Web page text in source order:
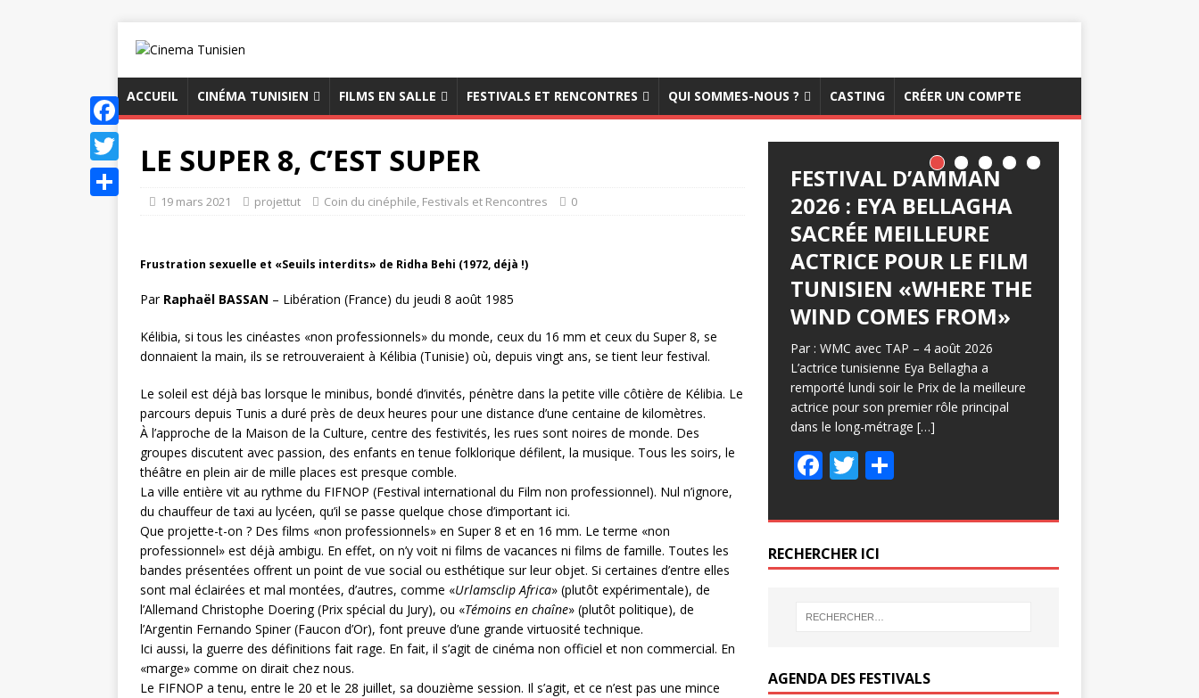
ACCUEIL CINÉMA TUNISIEN FILMS EN SALLE FESTIVALS ET RENCONTRES QUI SOMMES-NOUS ? CASTING CRÉER UN COMPTE
LE SUPER 8, C’EST SUPER
19 mars 2021 projettut Coin du cinéphile, Festivals et Rencontres 0
Frustration sexuelle et «Seuils interdits» de Ridha Behi (1972, déjà !)
Par Raphaël BASSAN – Libération (France) du jeudi 8 août 1985
Kélibia, si tous les cinéastes «non professionnels» du monde, ceux du 16 mm et ceux du Super 8, se
donnaient la main, ils se retrouveraient à Kélibia (Tunisie) où, depuis vingt ans, se tient leur festival.
Le soleil est déjà bas lorsque le minibus, bondé d’invités, pénètre dans la petite ville côtière de Kélibia. Le
parcours depuis Tunis a duré près de deux heures pour une distance d’une centaine de kilomètres.
À l’approche de la Maison de la Culture, centre des festivités, les rues sont noires de monde. Des
groupes discutent avec passion, des enfants en tenue folklorique défilent, la musique. Tous les soirs, le
théâtre en plein air de mille places est presque comble.
La ville entière vit au rythme du FIFNOP (Festival international du Film non professionnel). Nul n’ignore,
du chauffeur de taxi au lycéen, qu’il se passe quelque chose d’important ici.
Que projette-t-on ? Des films «non professionnels» en Super 8 et en 16 mm. Le terme «non
professionnel» est déjà ambigu. En effet, on n’y voit ni films de vacances ni films de famille. Toutes les
bandes présentées offrent un point de vue social ou esthétique sur leur objet. Si certaines d’entre elles
sont mal éclairées et mal montées, d’autres, comme «Urlamsclip Africa» (plutôt expérimentale), de
l’Allemand Christophe Doering (Prix spécial du Jury), ou «Témoins en chaîne» (plutôt politique), de
l’Argentin Fernando Spiner (Faucon d’Or), font preuve d’une grande virtuosité technique.
Ici aussi, la guerre des définitions fait rage. En fait, il s’agit de cinéma non officiel et non commercial. En
«marge» comme on dirait chez nous.
Le FIFNOP a tenu, entre le 20 et le 28 juillet, sa douzième session. Il s’agit, et ce n’est pas une mince
F
a
c
T
FESTIVAL D’AMMAN
2026 : EYA BELLAGHA
SACRÉE MEILLEURE
ACTRICE POUR LE FILM
TUNISIEN «WHERE THE
WIND COMES FROM»
Par : WMC avec TAP – 4 août 2026
L’actrice tunisienne Eya Bellagha a
remporté lundi soir le Prix de la meilleure
actrice pour son premier rôle principal
dans le long-métrage […]
F
e
b
o
o
T
itt
er
P
ta
er
RECHERCHER ICI
AGENDA DES FESTIVALS